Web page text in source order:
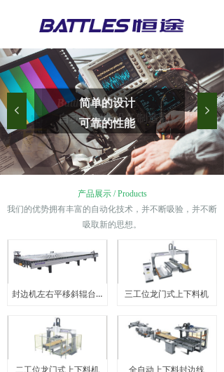
简单的设计
可靠的性能
Battles恒途
自动化智能设备制造商
넳 넲
产品展示 / Products
我们的优势拥有丰富的自动化技术，并不断吸验，并不断
吸取新的思想。
封边机左右平移斜辊台 RC8026PYX 三工位龙门式上下料机
二工位龙门式上下料机 全自动上下料封边线